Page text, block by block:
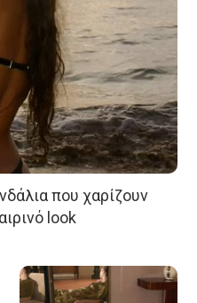
που χαρίζουν
look